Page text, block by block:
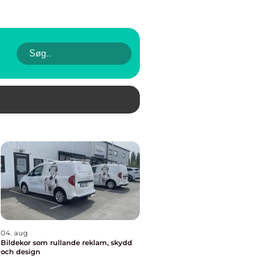
04. aug
Bildekor som rullande reklam, skydd
och design